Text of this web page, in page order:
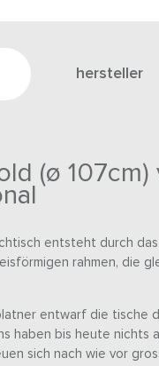
hersteller
(ø 107cm)
entsteht durch
rahmen, die
entwarf die tische
haben bis heute nichts
sich nach wie vor